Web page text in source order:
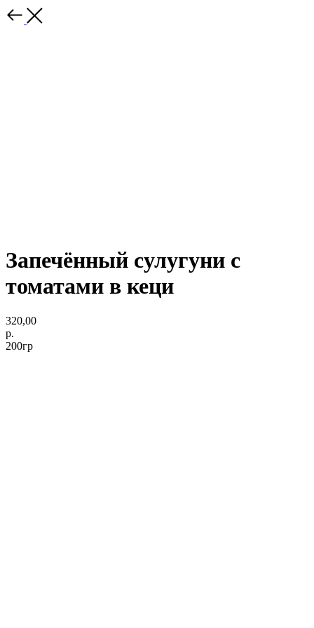
Запечённый сулугуни с
томатами в кеци
320,00
р.
200гр